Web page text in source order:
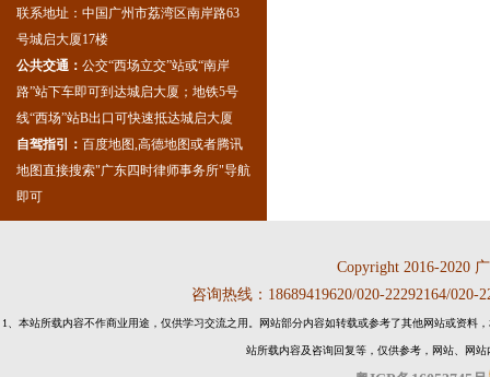
联系地址：中国广州市荔湾区南岸路63
号城启大厦17楼
公共交通： 公交“西场立交”站或“南岸
路”站下车即可到达城启大厦；地铁5号
线“西场”站B出口可快速抵达城启大厦
自驾指引： 百度地图,高德地图或者腾讯
地图直接搜索"广东四时律师事务所"导航
即可
Copyright 2016-2020
咨询热线：18689419620/020-22292164/
1、本站所载内容不作商业用途，仅供学习交流之用。网站部分内容如转载或参考了其他网站或资
站所载内容及咨询回复等，仅供参考，网站、网